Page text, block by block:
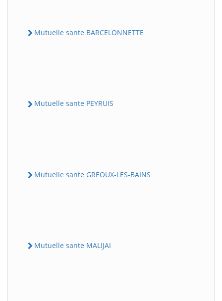
Mutuelle sante BARCELONNETTE
Mutuelle sante PEYRUIS
Mutuelle sante GREOUX-LES-BAINS
Mutuelle sante MALIJAI